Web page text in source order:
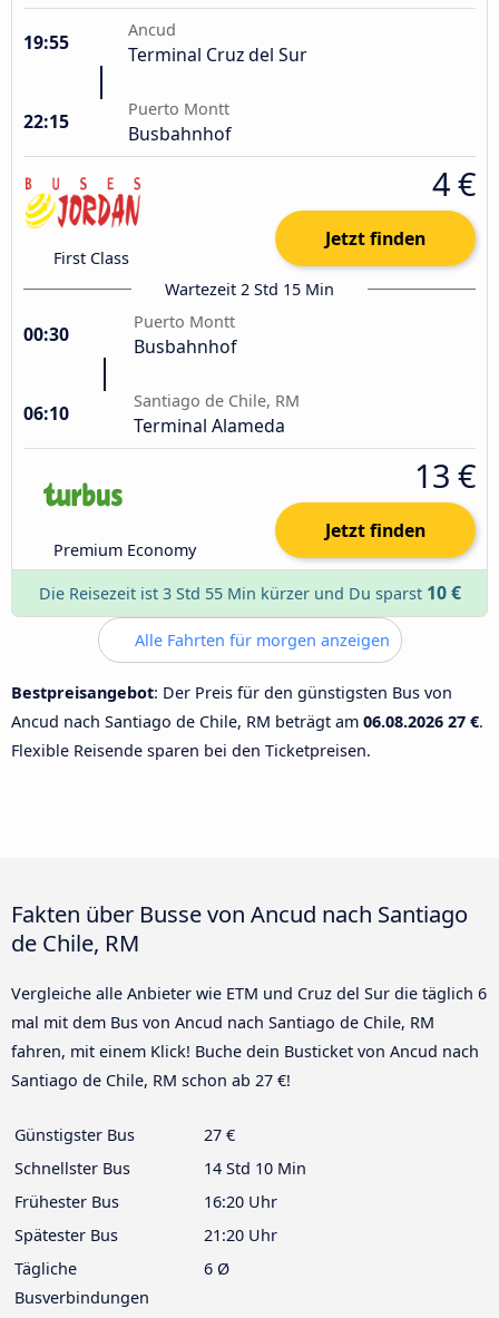
19:55
Ancud
Terminal Cruz del Sur
22:15
Puerto Montt
Busbahnhof
First Class
4 €
Jetzt finden
Wartezeit 2 Std 15 Min
00:30
Puerto Montt
Busbahnhof
06:10
Santiago de Chile, RM
Terminal Alameda
Premium Economy
13 €
Jetzt finden
Die Reisezeit ist 3 Std 55 Min kürzer und Du sparst 10 €
Alle Fahrten für morgen anzeigen
Bestpreisangebot: Der Preis für den günstigsten Bus von
Ancud nach Santiago de Chile, RM beträgt am 06.08.2026 27 €.
Flexible Reisende sparen bei den Ticketpreisen.
Fakten über Busse von Ancud nach Santiago
de Chile, RM
Vergleiche alle Anbieter wie ETM und Cruz del Sur die täglich 6
mal mit dem Bus von Ancud nach Santiago de Chile, RM
fahren, mit einem Klick! Buche dein Busticket von Ancud nach
Santiago de Chile, RM schon ab 27 €!
Günstigster Bus
27 €
Schnellster Bus
14 Std 10 Min
Frühester Bus
16:20 Uhr
Spätester Bus
21:20 Uhr
Tägliche
Busverbindungen
6 Ø